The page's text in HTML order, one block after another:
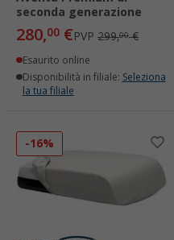
seconda generazione
280,00 €PVP 299,00€
Esaurito online
Disponibilità in filiale: Seleziona
la tua filiale
-16%